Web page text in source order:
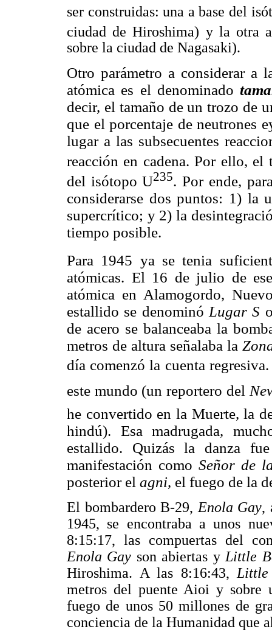
ser construidas: una a base del
ciudad de Hiroshima) y la otra
sobre la ciudad de Nagasaki).
Otro parámetro a considerar a
atómica es el denominado
decir, el tamaño de un trozo de
que el porcentaje de neutrones
lugar a las subsecuentes
reacción en cadena. Por ello,
del isótopo U235. Por ende,
considerarse dos puntos: 1) la
supercrítico; y 2) la
tiempo posible.
Para 1945 ya se tenia
atómicas. El 16 de julio de
atómica en Alamogordo,
estallido se denominóLugar S
de acero se balanceaba la
metros de altura señalaba la
día comenzó la cuenta
este mundo (un reportero del
he convertido en la Muerte, la
hindú). Esa madrugada,
estallido. Quizás la danza
manifestación comoSeñor de
posterior el agni, el fuego de la
El bombardero B-29, Enola Gay,
1945, se encontraba a unos
8:15:17, las compuertas del
Enola Gay son abiertas y Little
Hiroshima. A las 8:16:43,
metros del puente Aioi y sobre
fuego de unos 50 millones de
conciencia de la Humanidad que